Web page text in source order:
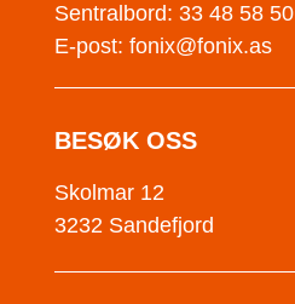
Sentralbord: 33 48 58 50
E-post: fonix@fonix.as
BESØK OSS
Skolmar 12
3232 Sandefjord